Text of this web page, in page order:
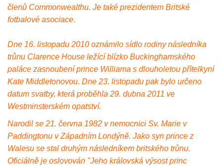
členů Commonwealthu. Je také prezidentem Britské
fotbalové asociace.
Dne 16. listopadu 2010 oznámilo sídlo rodiny následníka
trůnu Clarence House ležící blízko Buckinghamského
paláce zasnoubení prince Williama s dlouholetou přítelkyní
Kate Middletonovou. Dne 23. listopadu pak bylo určeno
datum svatby, která proběhla 29. dubna 2011 ve
Westminsterském opatství.
Narodil se 21. června 1982 v nemocnici Sv. Marie v
Paddingtonu v Západním Londýně. Jako syn prince z
Walesu se stal druhým následníkem britského trůnu.
Oficiálně je oslovován "Jeho královská výsost princ